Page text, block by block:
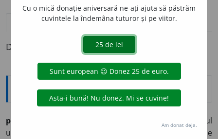
definiții (1)
Definiția cu ID-ul 551753:
Enciclopedice
polil
Cântare bisericească din cadrul
utreniei la sărbătorile mari după catisme și înainte de
Cu o mică donație aniversară ne-ați ajuta să păstrăm
cuvintele la îndemâna tuturor și pe viitor.
Am donat deja.